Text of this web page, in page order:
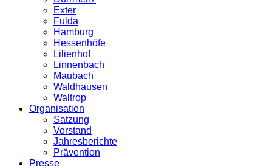
Exter
Fulda
Hamburg
Hessenhöfe
Lilienhof
Linnenbach
Maubach
Waldhausen
Waltrop
Organisation
Satzung
Vorstand
Jahresberichte
Prävention
Presse